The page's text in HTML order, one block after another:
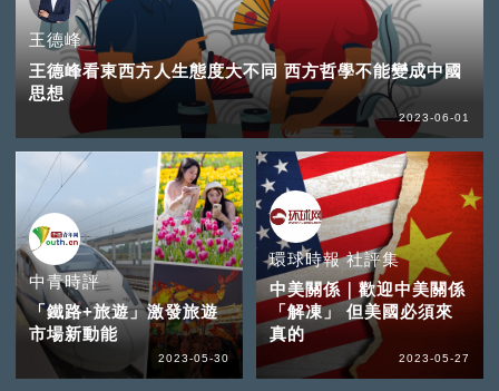
王德峰
王德峰看東西方人生態度大不同 西方哲學不能變成中國
思想
2023-06-01
中青時評
「鐵路+旅遊」激發旅遊
市場新動能
2023-05-30
環球時報 社評集
中美關係｜歡迎中美關係
「解凍」 但美國必須來
真的
2023-05-27